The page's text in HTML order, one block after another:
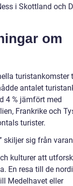
i Skottland och
om
turistankomster
antalet
4 % jämfört med
Frankrike och
turister.
skiljer sig från
kulturer att
En resa till de
Medelhavet eller